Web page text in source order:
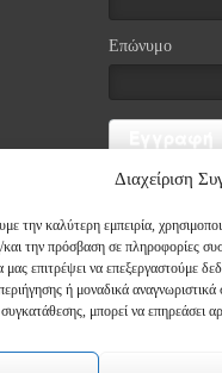
Διαχείριση
την καλύτερη εμπειρία,
την πρόσβαση σε πληροφορίες
μας επιτρέψει να επεξεργαστούμε
ή μοναδικά
μπορεί να επηρεάσει
Επώνυμο